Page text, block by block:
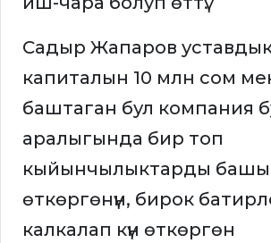
Садыр Жапаров
капиталын 10 млн сом
баштаган бул компания
аралыгында бир топ
кыйынчылыктарды
өткөргөнүн, бирок
калкалап күн өткөргөн